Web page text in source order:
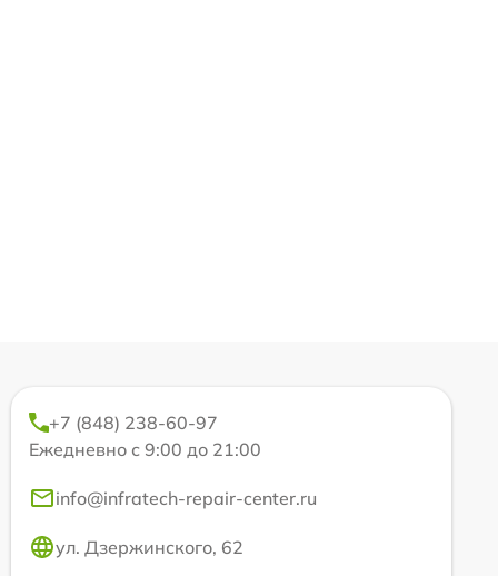
+7 (848) 238-60-97
Ежедневно с 9:00 до 21:00
info@infratech-repair-center.ru
ул. Дзержинского, 62